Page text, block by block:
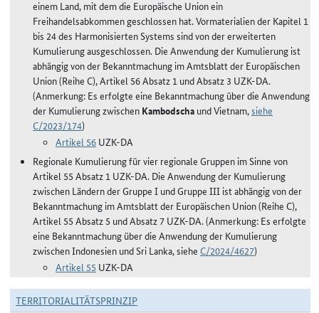
einem Land, mit dem die Europäische Union ein
Freihandelsabkommen geschlossen hat. Vormaterialien der Kapitel 1
bis 24 des Harmonisierten Systems sind von der erweiterten
Kumulierung ausgeschlossen. Die Anwendung der Kumulierung ist
abhängig von der Bekanntmachung im Amtsblatt der Europäischen
Union (Reihe C), Artikel 56 Absatz 1 und Absatz 3 UZK-DA.
(Anmerkung: Es erfolgte eine Bekanntmachung über die Anwendung
der Kumulierung zwischen Kambodscha und Vietnam,siehe
C/2023/174)
Artikel 56 UZK-DA
Regionale Kumulierung für vier regionale Gruppen im Sinne von
Artikel 55 Absatz 1 UZK-DA. Die Anwendung der Kumulierung
zwischen Ländern der Gruppe I und Gruppe III ist abhängig von der
Bekanntmachung im Amtsblatt der Europäischen Union (Reihe C),
Artikel 55 Absatz 5 und Absatz 7 UZK-DA. (Anmerkung: Es erfolgte
eine Bekanntmachung über die Anwendung der Kumulierung
zwischen Indonesien und Sri Lanka, siehe C/2024/4627)
Artikel 55 UZK-DA
TERRITORIALITÄTSPRINZIP